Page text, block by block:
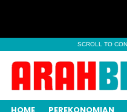
SCROLL TO